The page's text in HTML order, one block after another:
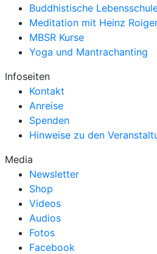
Buddhistische
Meditation mit Heinz
MBSR Kurse
Yoga und Mantrachanting
Infoseiten
Kontakt
Anreise
Spenden
Hinweise zu den
Media
Newsletter
Shop
Videos
Audios
Fotos
Facebook